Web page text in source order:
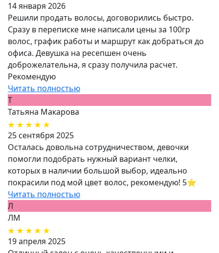
14 января 2026
Решили продать волосы, договорились быстро.
Сразу в переписке мне написали цены за 100гр
волос, график работы и маршрут как добраться до
офиса. Девушка на ресепшен очень
доброжелательна, я сразу получила расчет.
Рекомендую
Читать полностью
Т
Татьяна Макарова
25 сентября 2025
Осталась довольна сотрудничеством, девочки
помогли подобрать нужный вариант челки,
которых в наличии большой выбор, идеально
покрасили под мой цвет волос, рекомендую! 5⭐️
Читать полностью
Л
ЛМ
19 апреля 2025